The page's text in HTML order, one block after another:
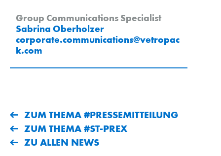
Group Communications Specialist
Sabrina Oberholzer
corporate.communications@vetropac
k.com
ZUM THEMA #PRESSEMITTEILUNG
ZUM THEMA #ST-PREX
ZU ALLEN NEWS